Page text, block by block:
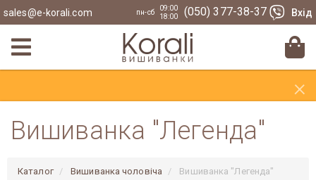
sales@e-korali.com пн-сб
09:00
18:00
(050) 377-38-37 Вхід
×
Вишиванка "Легенда"
Каталог Вишиванка чоловіча Вишиванка "Легенда"